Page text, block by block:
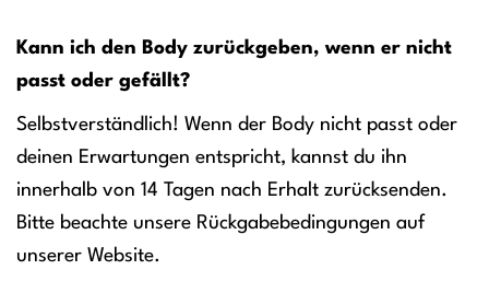
Kann ich den Body zurückgeben, wenn er nicht
passt oder gefällt?
Selbstverständlich! Wenn der Body nicht passt oder
deinen Erwartungen entspricht, kannst du ihn
innerhalb von 14 Tagen nach Erhalt zurücksenden.
Bitte beachte unsere Rückgabebedingungen auf
unserer Website.